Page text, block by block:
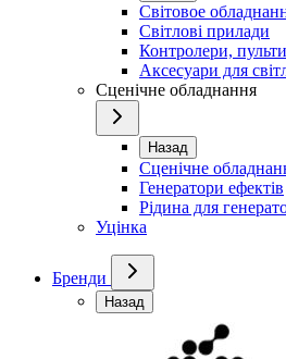
Світовое
Світлові прилади
Контролери,
Аксесуари для
Сценічне обладнання
Назад
Сценічне
Генератори ефектів
Рідина для
Уцінка
Бренди
Назад